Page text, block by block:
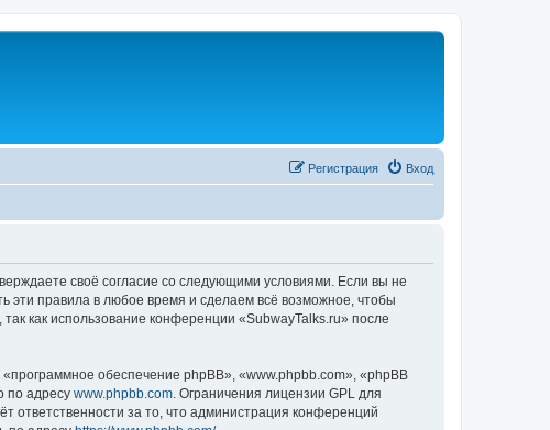
Вход
Регистрация
своё согласие со следующими условиями. Если вы не
эти правила в любое время и сделаем всё возможное, чтобы
как использование конференции «SubwayTalks.ru» после
обеспечение phpBB», «www.phpbb.com», «phpBB
по адресу www.phpbb.com. Ограничения лицензии GPL для
ответственности за то, что администрация конференций